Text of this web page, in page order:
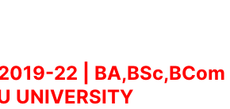
22 | BA,BSc,BCom
UNIVERSITY